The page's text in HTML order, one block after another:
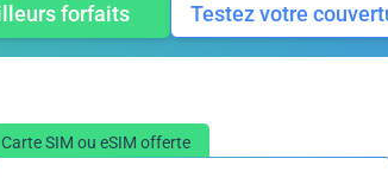
forfaits
Testez votre
Carte SIM ou eSIM offerte